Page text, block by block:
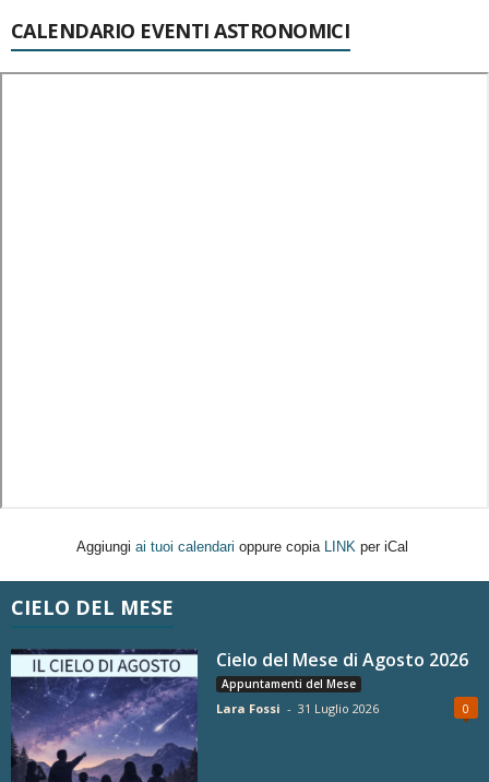
CALENDARIO EVENTI ASTRONOMICI
Aggiungi ai tuoi calendari oppure copia LINK per iCal
CIELO DEL MESE
Cielo del Mese di Agosto 2026
Appuntamenti del Mese
Lara Fossi - 31 Luglio 2026 0